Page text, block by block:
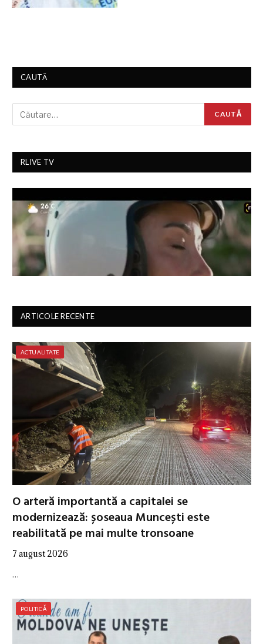
CAUTĂ
RLIVE TV
ARTICOLE RECENTE
ACTUALITATE
O arteră importantă a capitalei se
modernizează: șoseaua Muncești este
reabilitată pe mai multe tronsoane
7 august 2026
…
POLITICĂ